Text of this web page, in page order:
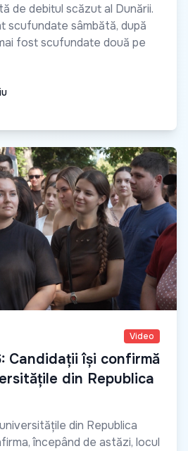
de debitul scăzut al Dunării.
scufundate sâmbătă, după
fost scufundate două pe
Video
Candidații își confirmă
din Republica
din Republica
începând de astăzi, locul